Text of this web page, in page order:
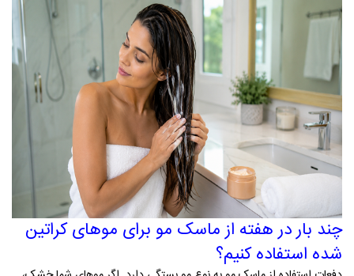
چند بار در هفته از ماسک مو برای موهای کراتین
شده استفاده کنیم؟